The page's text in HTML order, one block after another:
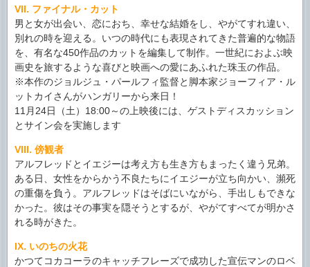
VII. ファイナル・カット
男と女が出会い、恋におち、幸せな結婚をし、やがてすれ違い、
別れの時を迎える。いつの時代にも表現されてきた普遍的な物語
を、有名な450作品のカットを編集して制作。一世紀におよぶ映
画史を旅するような喜びと映画への愛にあふれた珠玉の作品。
※本作のジョルジュ・パールフィ監督と脚本家ジョーフィア・ル
ットカイさんがハンガリーから来日！
11月24日（土）18:00～の上映後には、ゲストディスカッション
とサイン会を実施します
VIII. 傍観者
アルフレッドとイエジーは考え方も生き方もまったく違う兄弟。
ある日、女性をからかう不良たちにイエジーが立ち向かい、瀕死
の重傷を負う。アルフレッドはそばにいながら、手出しもできな
かった。彼はその事実を隠そうとするが、やがてすべてが明かさ
れる時がきた。
IX. いのちの火花
かつてコカコーラのキャッチフレーズで成功した宣伝マンのロベ